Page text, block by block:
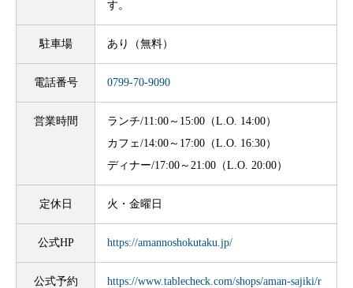
す。
駐車場 あり（無料）
電話番号 0799-70-9090
営業時間
ランチ/11:00～15:00（L.O. 14:00）
カフェ/14:00～17:00（L.O. 16:30）
ディナー/17:00～21:00（L.O. 20:00）
定休日 火・金曜日
公式HP https://amannoshokutaku.jp/
公式予約
https://www.tablecheck.com/shops/aman-sajiki/r